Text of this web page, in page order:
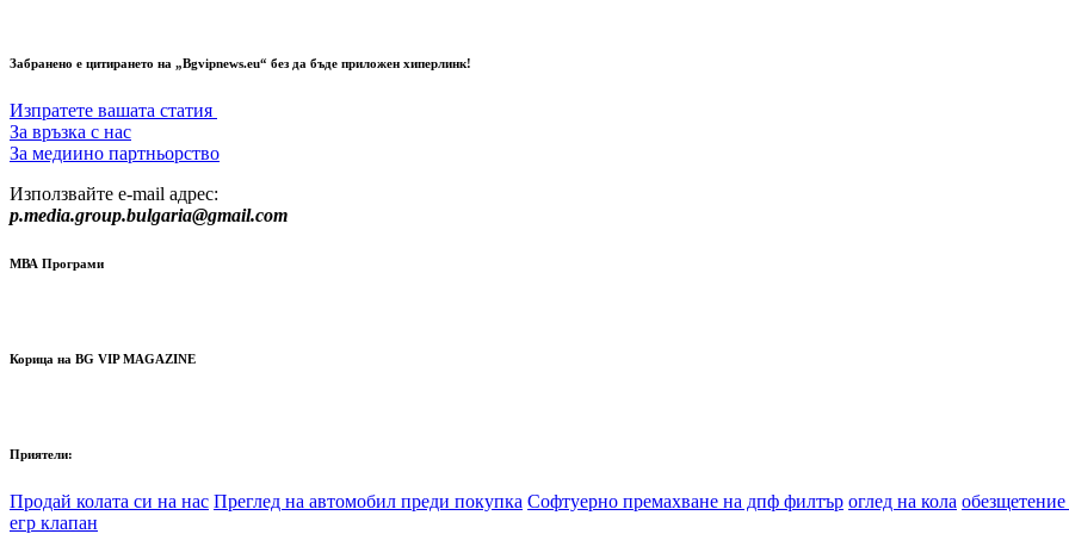
Забранено е цитирането на „Bgvipnews.eu“ без да бъде приложен хиперлинк!
Изпратете вашата статия
За връзка с нас
За медиино партньорство
Използвайте e-mail адрес:
p.media.group.bulgaria@gmail.com
МВА Програми
Корица на BG VIP MAGAZINE
Приятели:
Продай колата си на нас Преглед на автомобил преди покупка Софтуерно премахване на дпф филтър оглед на кола
егр клапан